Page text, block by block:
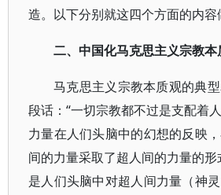
造。以下分别就这四个方面的内容
二、中国化马克思主义宗教本
马克思主义宗教本质观的典
段话：“一切宗教都不过是支配着
力量在人们头脑中的幻想的反映
间的力量采取了超人间的力量的形
是人们头脑中对超人间力量（神